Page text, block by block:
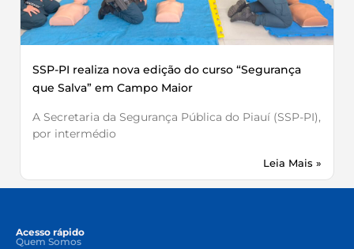
SSP-PI realiza nova edição do curso “Segurança
que Salva” em Campo Maior
A Secretaria da Segurança Pública do Piauí (SSP-PI),
por intermédio
Leia Mais »
Acesso rápido
Quem Somos